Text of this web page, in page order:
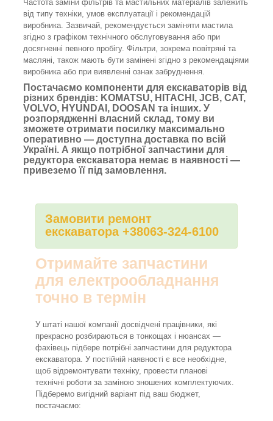
Частота заміни фільтрів та мастильних матеріалів залежить
від типу техніки, умов експлуатації і рекомендацій
виробника. Зазвичай, рекомендується заміняти мастила
згідно з графіком технічного обслуговування або при
досягненні певного пробігу. Фільтри, зокрема повітряні та
масляні, також мають бути замінені згідно з рекомендаціями
виробника або при виявленні ознак забруднення.
Постачаємо компоненти для екскаваторів від
різних брендів: KOMATSU, HITACHI, JCB, CAT,
VOLVO, HYUNDAI, DOOSAN та інших. У
розпорядженні власний склад, тому ви
зможете отримати посилку максимально
оперативно — доступна доставка по всій
Україні. А якщо потрібної запчастини для
редуктора екскаватора немає в наявності —
привеземо її під замовлення.
Замовити ремонт
екскаватора +38063-324-6100
Отримайте запчастини
для електрообладнання
точно в термін
У штаті нашої компанії досвідчені працівники, які
прекрасно розбираються в тонкощах і нюансах —
фахівець підбере потрібні запчастини для редуктора
екскаватора. У постійній наявності є все необхідне,
щоб відремонтувати техніку, провести планові
технічні роботи за заміною зношених комплектуючих.
Підберемо вигідний варіант під ваш бюджет,
постачаємо: